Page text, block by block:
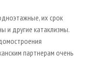
их срок
и другие катаклизмы.
партнерам очень